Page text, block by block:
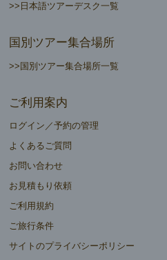
>>日本語ツアーデスク一覧
国別ツアー集合場所
>>国別ツアー集合場所一覧
ご利用案内
ログイン／予約の管理
よくあるご質問
お問い合わせ
お見積もり依頼
ご利用規約
ご旅行条件
サイトのプライバシーポリシー